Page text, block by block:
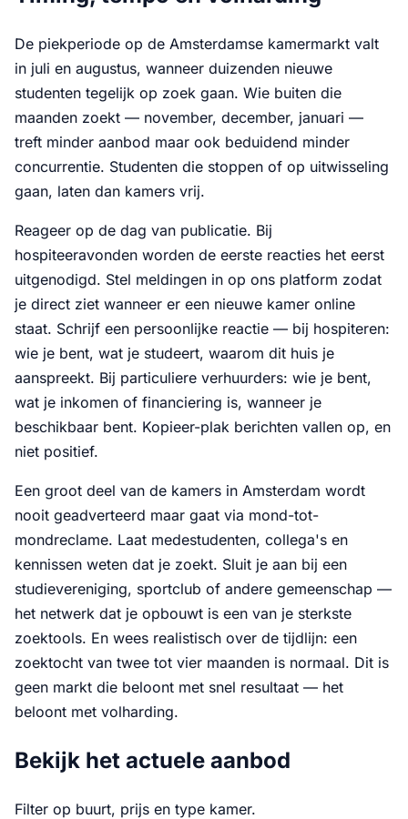
De piekperiode op de Amsterdamse kamermarkt valt
in juli en augustus, wanneer duizenden nieuwe
studenten tegelijk op zoek gaan. Wie buiten die
maanden zoekt — november, december, januari —
treft minder aanbod maar ook beduidend minder
concurrentie. Studenten die stoppen of op uitwisseling
gaan, laten dan kamers vrij.
Reageer op de dag van publicatie. Bij
hospiteeravonden worden de eerste reacties het eerst
uitgenodigd. Stel meldingen in op ons platform zodat
je direct ziet wanneer er een nieuwe kamer online
staat. Schrijf een persoonlijke reactie — bij hospiteren:
wie je bent, wat je studeert, waarom dit huis je
aanspreekt. Bij particuliere verhuurders: wie je bent,
wat je inkomen of financiering is, wanneer je
beschikbaar bent. Kopieer-plak berichten vallen op, en
niet positief.
Een groot deel van de kamers in Amsterdam wordt
nooit geadverteerd maar gaat via mond-tot-
mondreclame. Laat medestudenten, collega's en
kennissen weten dat je zoekt. Sluit je aan bij een
studievereniging, sportclub of andere gemeenschap —
het netwerk dat je opbouwt is een van je sterkste
zoektools. En wees realistisch over de tijdlijn: een
zoektocht van twee tot vier maanden is normaal. Dit is
geen markt die beloont met snel resultaat — het
beloont met volharding.
Bekijk het actuele aanbod
Filter op buurt, prijs en type kamer.